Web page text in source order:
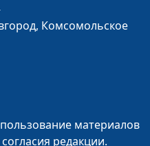
Маринин,
Комсомольское
материалов
редакции.